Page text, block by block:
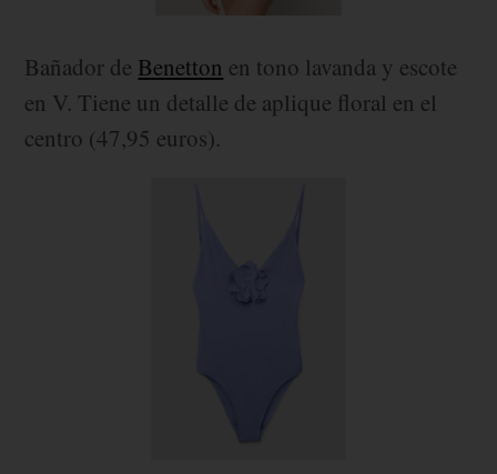
Bañador de Benetton en tono lavanda y escote
en V. Tiene un detalle de aplique floral en el
centro (47,95 euros).